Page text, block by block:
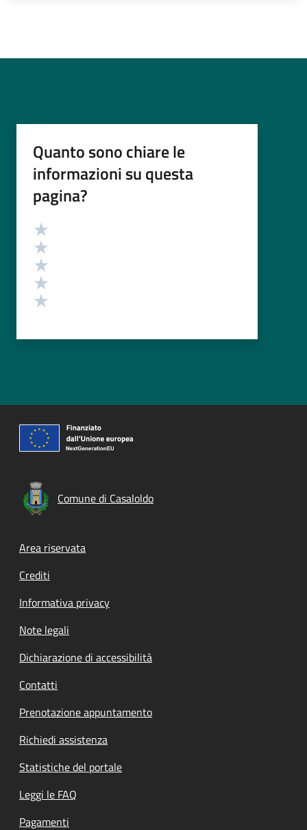
Quanto sono chiare le
informazioni su questa
pagina?
Valutazione
Comune di Casaloldo
Footer menu
Area riservata
Crediti
Informativa privacy
Note legali
Dichiarazione di accessibilità
Contatti
Prenotazione appuntamento
Richiedi assistenza
Statistiche del portale
Leggi le FAQ
Pagamenti